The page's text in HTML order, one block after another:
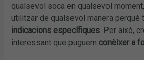
qualsevol soca en qualsevol
utilitzar de qualsevol manera perquè
indicacions específiques . Per això,
interessant que puguem conèixer a